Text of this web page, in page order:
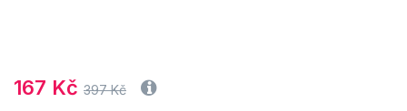
167 Kč 397 Kč